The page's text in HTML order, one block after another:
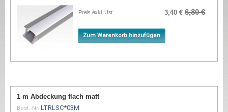
Preis exkl. Ust. 3,40 € 6,80 €
Zum Warenkorb hinzufügen
1 m Abdeckung flach matt
Best.-Nr. LTRLSC*03M